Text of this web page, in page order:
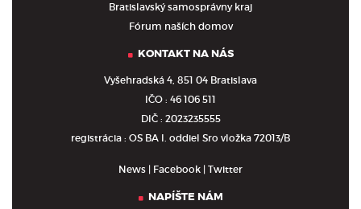
Bratislavský samosprávny kraj
Fórum naších domov
KONTAKT NA NÁS
Vyšehradská 4, 851 04 Bratislava
IČO : 46 106 511
DIČ : 2023235555
registrácia : OS BA I. oddiel Sro vložka 72013/B
News | Facebook | Twitter
NAPÍŠTE NÁM